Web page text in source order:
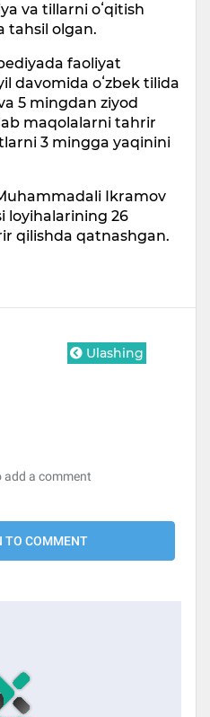
va tillarni oʻqitish
tahsil olgan.
faoliyat
davomida oʻzbek tilida
5 mingdan ziyod
maqolalarni tahrir
3 mingga yaqinini
Ikramov
loyihalarining 26
qilishda qatnashgan.
Ulashing